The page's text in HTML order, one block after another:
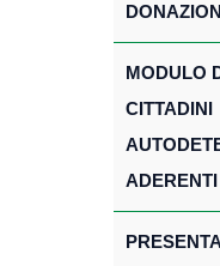
MODULO
CITTADINI